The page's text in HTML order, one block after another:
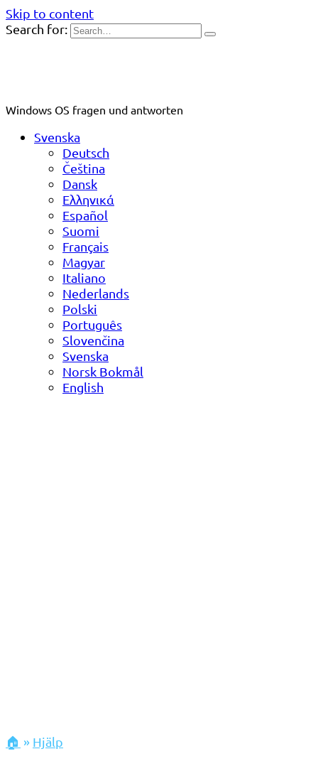
Skip to content
Search for:
Windows OS fragen und antworten
Svenska
Deutsch
Čeština
Dansk
Ελληνικά
Español
Suomi
Français
Magyar
Italiano
Nederlands
Polski
Português
Slovenčina
Svenska
Norsk Bokmål
English
🏠 » Hjälp